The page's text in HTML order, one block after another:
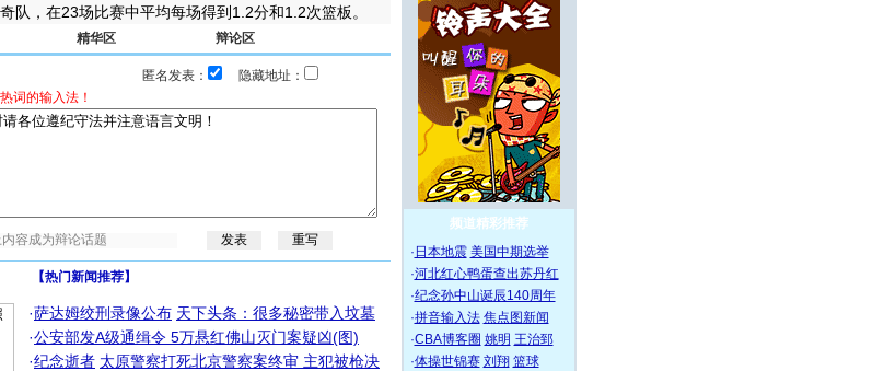
队，在23场比赛中平均每场得到1.2分和1.2次篮板。
精华区 辩论区
匿名发表：
隐藏地址：
词的输入法！
【热门新闻推荐】
·萨达姆绞刑录像公布 天下头条：很多秘密带入坟墓
·公安部发A级通缉令 5万悬红佛山灭门案疑凶(图)
·纪念逝者 太原警察打死北京警察案终审 主犯被枪决
频道精彩推荐
· 日本地震 美国中期选举
·河北红心鸭蛋查出苏丹红
·纪念孙中山诞辰140周年
·拼音输入法 焦点图新闻
·CBA博客圈 姚明 王治郅
·体操世锦赛 刘翔 篮球